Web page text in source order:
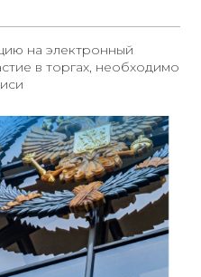
на электронный
в торгах, необходимо